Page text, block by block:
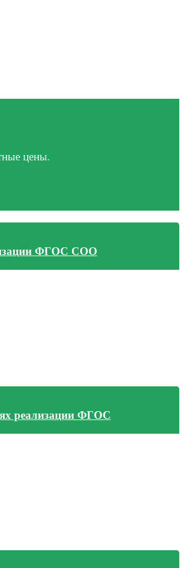
цены.
ФГОС СОО
реализации ФГОС